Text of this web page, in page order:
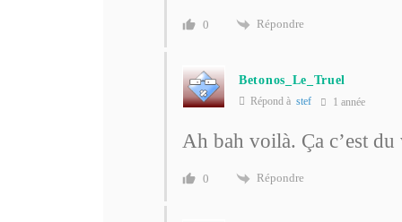
0 Répondre
Betonos_Le_Truel
Répond à stef 1 année
Ah bah voilà. Ça c’est
0 Répondre